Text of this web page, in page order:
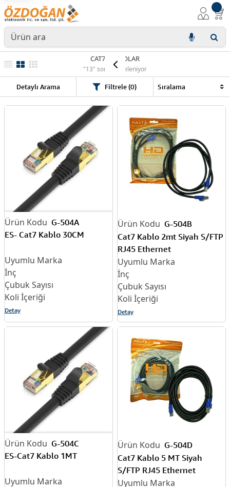
CAT7 KABLOLAR
"13" sonuç listeleniyor
Detaylı Arama Filtrele (0)
G-504A
ES- Cat7 Kablo 30CM
Detay
G-504B
Cat7 Kablo 2mt Siyah S/FTP
RJ45 Ethernet
Detay
G-504C
ES-Cat7 Kablo 1MT
G-504D
Cat7 Kablo 5 MT Siyah
S/FTP RJ45 Ethernet